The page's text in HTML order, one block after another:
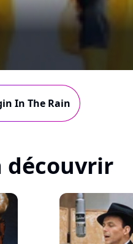
In The Rain
découvrir